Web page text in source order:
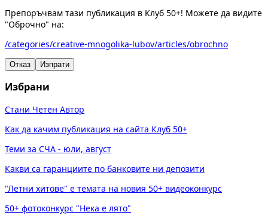
Препоръчвам тази публикация в Клуб 50+! Можете да видите
"Оброчно" на:
/categories/creative-mnogolika-lubov/articles/obrochno
Отказ Изпрати
Избрани
Стани Четен Автор
Как да качим публикация на сайта Клуб 50+
Теми за СЧА - юли, август
Какви са гаранциите по банковите ни депозити
"Летни хитове" е темата на новия 50+ видеоконкурс
50+ фотоконкурс "Нека е лято"